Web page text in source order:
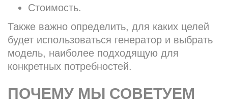
Стоимость.
Также важно определить, для каких целей
будет использоваться генератор и выбрать
модель, наиболее подходящую для
конкретных потребностей.
ПОЧЕМУ МЫ СОВЕТУЕМ